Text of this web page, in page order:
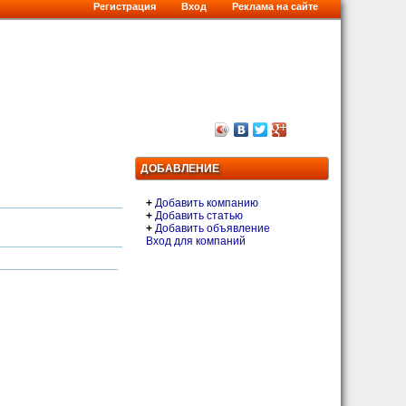
Регистрация Вход Реклама на сайте
ДОБАВЛЕНИЕ
+ Добавить компанию
+ Добавить статью
+ Добавить объявление
Вход для компаний